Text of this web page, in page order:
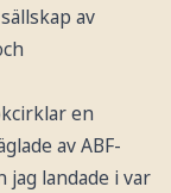
av
en
av ABF-
landade i var